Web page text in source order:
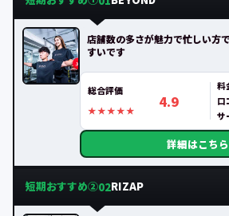
店舗数の多さが魅力で忙しい方
すいです
総合評価
4.9
料
口
サ
詳細はこちら
短期おすすめ②02RIZAP